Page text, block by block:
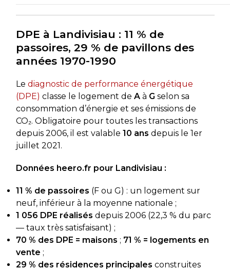
DPE à Landivisiau : 11 % de
passoires, 29 % de pavillons des
années 1970-1990
Le diagnostic de performance énergétique
(DPE) classe le logement de Aà G selon sa
consommation d’énergie et ses émissions de
CO₂. Obligatoire pour toutes les transactions
depuis 2006, il est valable 10 ans depuis le 1er
juillet 2021.
Données heero.fr pour Landivisiau :
11 % de passoires (F ou G) : un logement sur
neuf, inférieur à la moyenne nationale ;
1 056 DPE réalisés depuis 2006 (22,3 % du parc
— taux très satisfaisant) ;
70 % des DPE = maisons ; 71 % = logements en
vente ;
29 % des résidences principales construites